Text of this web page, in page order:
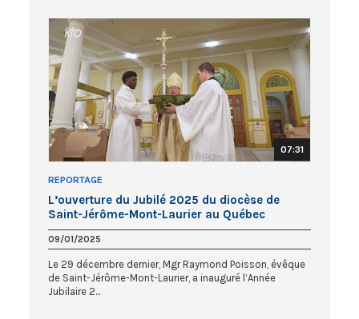
07:31
REPORTAGE
L’ouverture du Jubilé 2025 du diocèse de
Saint-Jérôme-Mont-Laurier au Québec
09/01/2025
Le 29 décembre dernier, Mgr Raymond Poisson, évêque
de Saint-Jérôme-Mont-Laurier, a inauguré l’Année
Jubilaire 2...